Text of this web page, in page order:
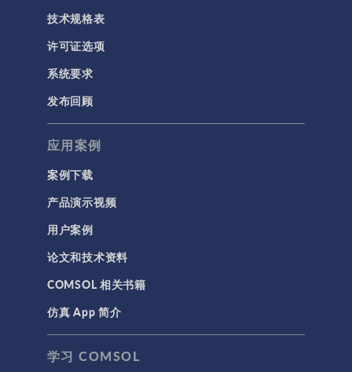
技术规格表
许可证选项
系统要求
发布回顾
应用案例
案例下载
产品演示视频
用户案例
论文和技术资料
COMSOL 相关书籍
仿真 App 简介
学习 COMSOL